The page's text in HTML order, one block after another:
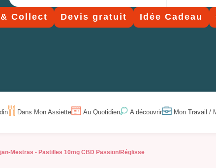
Collect Devis gratuit Idée Cadeau
Dans Mon Assiette Au Quotidien A découvrir Mon Travail /
Mestras - Pastilles 10mg CBD Passion/Réglisse